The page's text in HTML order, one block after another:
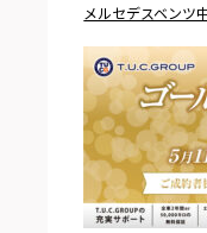
メルセデスベンツ